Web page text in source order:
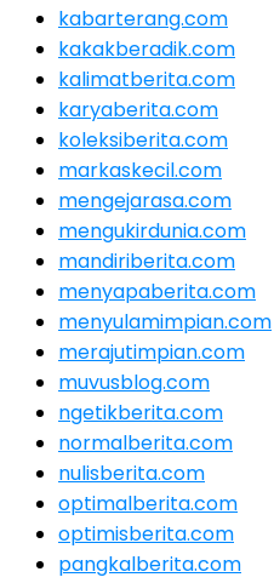
kabarterang.com
kakakberadik.com
kalimatberita.com
karyaberita.com
koleksiberita.com
markaskecil.com
mengejarasa.com
mengukirdunia.com
mandiriberita.com
menyapaberita.com
menyulamimpian.com
merajutimpian.com
muvusblog.com
ngetikberita.com
normalberita.com
nulisberita.com
optimalberita.com
optimisberita.com
pangkalberita.com